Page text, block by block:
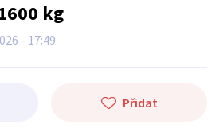
kg
- 17:49
Přidat